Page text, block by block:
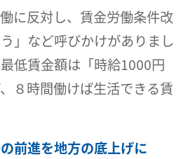
に反対し、賃金労働条件改
」など呼びかけがありまし
低賃金額は「時給1000円
８時間働けば生活できる賃
前進を地方の底上げに